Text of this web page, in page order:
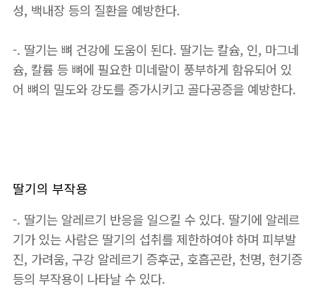
성, 백내장 등의 질환을 예방한다.
-. 딸기는 뼈 건강에 도움이 된다. 딸기는 칼슘, 인, 마그네
슘, 칼륨 등 뼈에 필요한 미네랄이 풍부하게 함유되어 있
어 뼈의 밀도와 강도를 증가시키고 골다공증을 예방한다.
딸기의 부작용
-. 딸기는 알레르기 반응을 일으킬 수 있다. 딸기에 알레르
기가 있는 사람은 딸기의 섭취를 제한하여야 하며 피부발
진, 가려움, 구강 알레르기 증후군, 호흡곤란, 천명, 현기증
등의 부작용이 나타날 수 있다.